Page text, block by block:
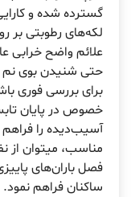
گسترده شده و
لکه‌های رطوبتی بر
علائم واضح خرابی
حتی شنیدن بوی نم
برای بررسی فوری
خصوص در پایان
آسیب‌دیده را
مناسب، میتوان از
فصل باران‌های
ساکنان فراهم نمود.